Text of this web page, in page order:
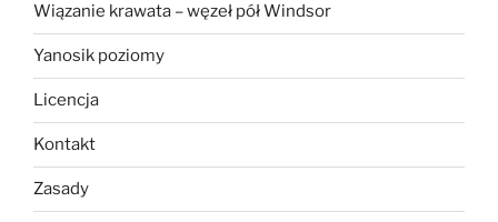
Wiązanie krawata – węzeł pół Windsor
Yanosik poziomy
Licencja
Kontakt
Zasady